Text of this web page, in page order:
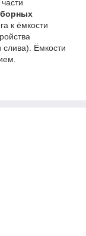
к ёмкости
слива). Ёмкости